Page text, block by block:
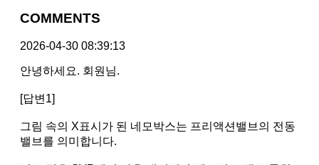
COMMENTS
2026-04-30 08:39:13
안녕하세요. 회원님.
[답변1]
그림 속의 X표시가 된 네모박스는 프리액션밸브의 전동
밸브를 의미합니다.